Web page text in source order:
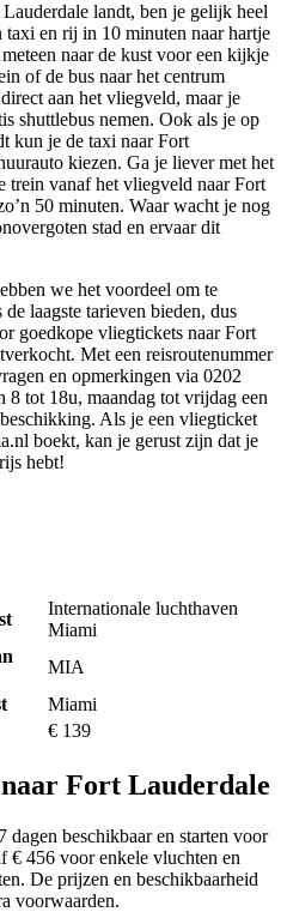
landt, ben je gelijk heel
en rij in 10 minuten naar hartje
naar de kust voor een kijkje
of de bus naar het centrum
aan het vliegveld, maar je
shuttlebus nemen. Ook als je op
kun je de taxi naar Fort
kiezen. Ga je liever met het
trein vanaf het vliegveld naar Fort
50 minuten. Waar wacht je nog
stad en ervaar dit
we het voordeel om te
laagste tarieven bieden, dus
goedkope vliegtickets naar Fort
Met een reisroutenummer
en opmerkingen via 0202
tot 18u, maandag tot vrijdag een
Als je een vliegticket
boekt, kan je gerust zijn dat je
hebt!
Internationale luchthaven
Miami
MIA
Miami
€ 139
Fort Lauderdale
beschikbaar en starten voor
€ 456 voor enkele vluchten en
De prijzen en beschikbaarheid
voorwaarden.